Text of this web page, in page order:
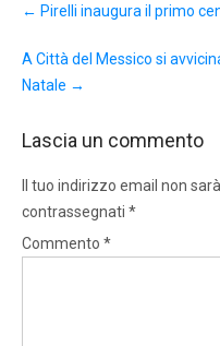
navigation
← Pirelli inaugura il primo
A Città del Messico si
Natale →
Lascia un commento
Il tuo indirizzo email non
contrassegnati *
Commento *